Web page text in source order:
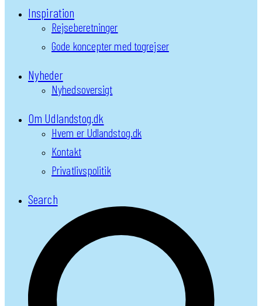
Inspiration
Rejseberetninger
Gode koncepter med togrejser
Nyheder
Nyhedsoversigt
Om Udlandstog.dk
Hvem er Udlandstog.dk
Kontakt
Privatlivspolitik
Search